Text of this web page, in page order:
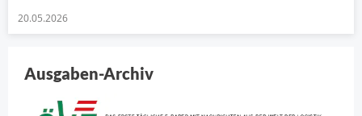
20.05.2026
Ausgaben-Archiv